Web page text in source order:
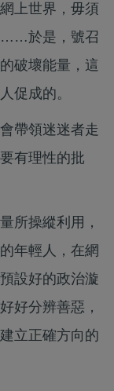
上世界，毋須
……於是，號召
破壞能量，這
促成的。
帶領迷迷者走
有理性的批
所操縱利用，
年輕人，在網
設好的政治漩
好分辨善惡，
立正確方向的